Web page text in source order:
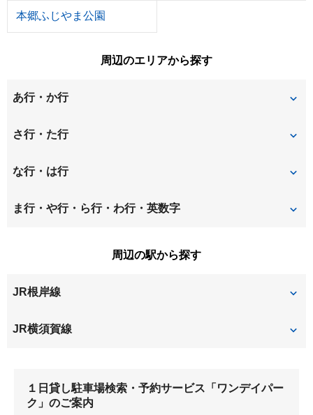
本郷ふじやま公園
周辺のエリアから探す
あ行・か行
犬山町
今泉台
上郷町
上之町
小菅ケ谷
さ行・た行
浄明寺
な行・は行
二階堂 野七里
ま行・や行・ら行・わ行・英数字
周辺の駅から探す
JR根岸線
本郷台
JR横須賀線
１日貸し駐車場検索・予約サービス「ワンデイパー
ク」のご案内